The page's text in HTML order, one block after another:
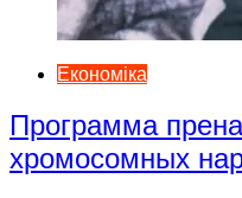
Економіка
Программа
хромосомных